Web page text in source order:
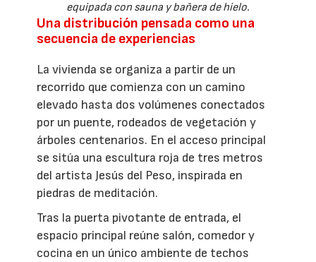
equipada con sauna y bañera de hielo.
Una distribución pensada como una
secuencia de experiencias
La vivienda se organiza a partir de un
recorrido que comienza con un camino
elevado hasta dos volúmenes conectados
por un puente, rodeados de vegetación y
árboles centenarios. En el acceso principal
se sitúa una escultura roja de tres metros
del artista Jesús del Peso, inspirada en
piedras de meditación.
Tras la puerta pivotante de entrada, el
espacio principal reúne salón, comedor y
cocina en un único ambiente de techos